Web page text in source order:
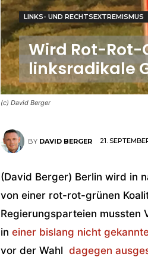
(c) David Berger
LINKS- UND RECHTSEXTREMISMUS
Wird Rot-Rot-
linksradikale
BY DAVID BERGER 21.
(David Berger) Berlin wird in
von einer rot-rot-grünen
Regierungsparteien mussten
in einer bislang nicht
vor der Wahl dagegen